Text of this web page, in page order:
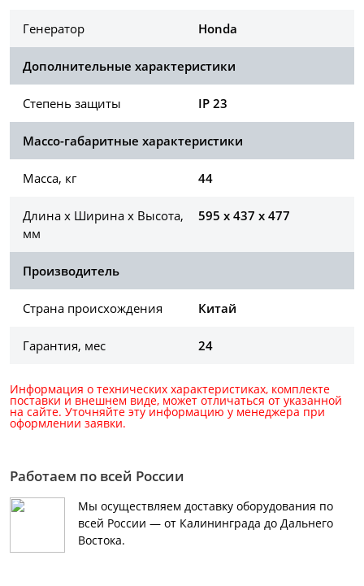
Генератор Honda
Дополнительные характеристики
Степень защиты IP 23
Массо-габаритные характеристики
Масса, кг 44
Длина х Ширина х Высота,
мм
595 x 437 x 477
Производитель
Страна происхождения Китай
Гарантия, мес 24
Информация о технических характеристиках, комплекте
поставки и внешнем виде, может отличаться от указанной
на сайте. Уточняйте эту информацию у менеджера при
оформлении заявки.
Работаем по всей России
Мы осуществляем доставку оборудования по
всей России — от Калининграда до Дальнего
Востока.